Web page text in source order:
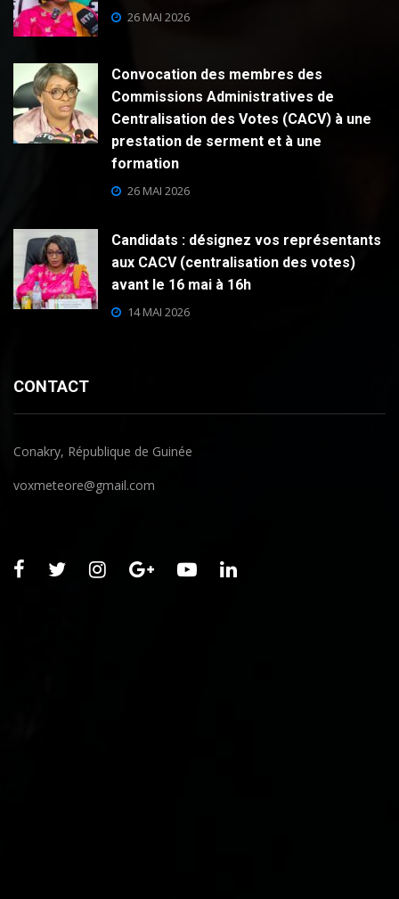
26 MAI 2026
Convocation des membres des
Commissions Administratives de
Centralisation des Votes (CACV) à une
prestation de serment et à une
formation
26 MAI 2026
Candidats : désignez vos représentants
aux CACV (centralisation des votes)
avant le 16 mai à 16h
14 MAI 2026
CONTACT
Conakry, République de Guinée
voxmeteore@gmail.com